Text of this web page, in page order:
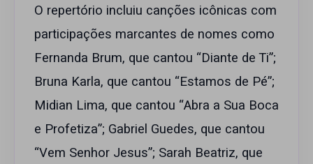
O repertório incluiu canções icônicas com
participações marcantes de nomes como
Fernanda Brum, que cantou “Diante de Ti”;
Bruna Karla, que cantou “Estamos de Pé”;
Midian Lima, que cantou “Abra a Sua Boca
e Profetiza”; Gabriel Guedes, que cantou
“Vem Senhor Jesus”; Sarah Beatriz, que